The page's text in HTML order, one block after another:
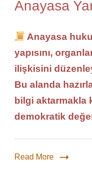
Anayasa
Anayasa
yapısını,
ilişkisini
Bu alanda
bilgi aktarmakla
demokratik
Read More